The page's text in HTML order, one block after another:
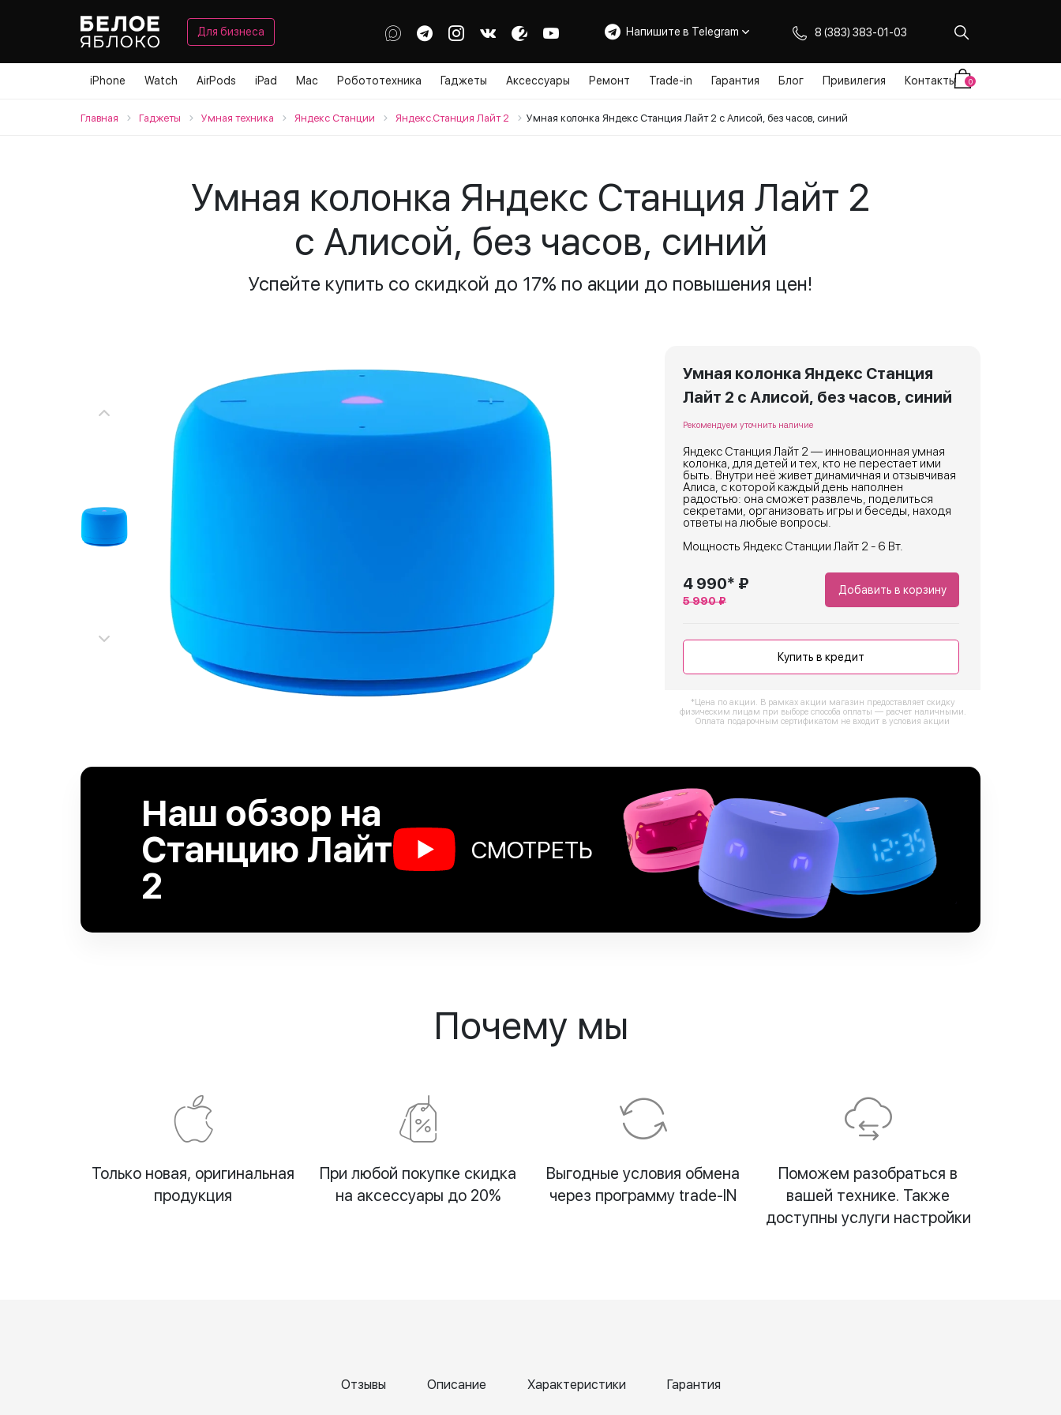
Для бизнеса Напишите в Telegram 8 (383) 383-01-03
iPhone Watch AirPods iPad Mac Робототехника Гаджеты Аксессуары Ремонт Trade-in Гарантия Блог Привилегия Контакты 0
Главная Гаджеты Умная техника Яндекс Станции Яндекс.Станция Лайт 2 Умная колонка Яндекс Станция Лайт 2 с Алисой, без часов, синий
Умная колонка Яндекс Станция Лайт 2
с Алисой, без часов, синий
Успейте купить со скидкой до 17% по акции до повышения цен!
Умная колонка Яндекс Станция
Лайт 2 с Алисой, без часов, синий
Рекомендуем уточнить наличие
Яндекс Станция Лайт 2 — инновационная умная
колонка, для детей и тех, кто не перестает ими
быть. Внутри неё живет динамичная и отзывчивая
Алиса, с которой каждый день наполнен
радостью: она сможет развлечь, поделиться
секретами, организовать игры и беседы, находя
ответы на любые вопросы.
Мощность Яндекс Станции Лайт 2 - 6 Вт.
4 990* ₽
5 990 ₽
Добавить в корзину
Купить в кредит
*Цена по акции. В рамках акции магазин предоставляет скидку
физическим лицам при выборе способа оплаты — расчет наличными.
Оплата подарочным сертификатом не входит в условия акции
Наш обзор на
Станцию Лайт
2
СМОТРЕТЬ
Почему мы
Только новая, оригинальная
продукция
При любой покупке скидка
на аксессуары до 20%
Выгодные условия обмена
через программу trade-IN
Поможем разобраться в
вашей технике. Также
доступны услуги настройки
Отзывы Описание Характеристики Гарантия